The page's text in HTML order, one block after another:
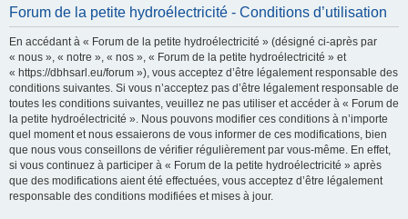
Forum de la petite hydroélectricité - Conditions d’utilisation
En accédant à « Forum de la petite hydroélectricité » (désigné ci-après par
« nous », « notre », « nos », « Forum de la petite hydroélectricité » et
« https://dbhsarl.eu/forum »), vous acceptez d’être légalement responsable des
conditions suivantes. Si vous n’acceptez pas d’être légalement responsable de
toutes les conditions suivantes, veuillez ne pas utiliser et accéder à « Forum de
la petite hydroélectricité ». Nous pouvons modifier ces conditions à n’importe
quel moment et nous essaierons de vous informer de ces modifications, bien
que nous vous conseillons de vérifier régulièrement par vous-même. En effet,
si vous continuez à participer à « Forum de la petite hydroélectricité » après
que des modifications aient été effectuées, vous acceptez d’être légalement
responsable des conditions modifiées et mises à jour.